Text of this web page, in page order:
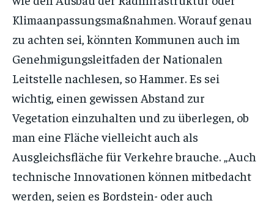
Klimaanpassungsmaßnahmen. Worauf genau
zu achten sei, könnten Kommunen auch im
Genehmigungsleitfaden der Nationalen
Leitstelle nachlesen, so Hammer. Es sei
wichtig, einen gewissen Abstand zur
Vegetation einzuhalten und zu überlegen, ob
man eine Fläche vielleicht auch als
Ausgleichsfläche für Verkehre brauche. „Auch
technische Innovationen können mitbedacht
werden, seien es Bordstein- oder auch